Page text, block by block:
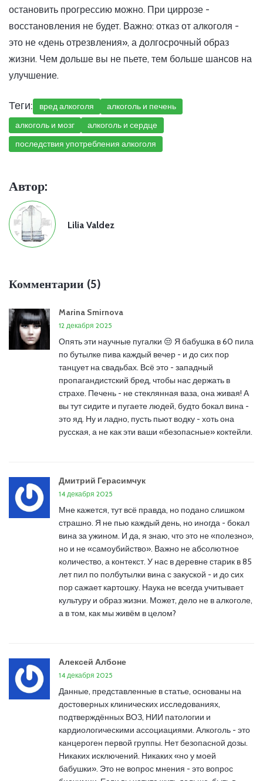
остановить прогрессию можно. При циррозе -
восстановления не будет. Важно: отказ от алкоголя -
это не «день отрезвления», а долгосрочный образ
жизни. Чем дольше вы не пьете, тем больше шансов на
улучшение.
Теги: вред алкоголя
алкоголь и печень
алкоголь и мозг
алкоголь и сердце
последствия употребления алкоголя
Автор:
Lilia Valdez
Комментарии (5)
Marina Smirnova
12 декабря 2025
Опять эти научные пугалки 😒 Я бабушка в 60 пила
по бутылке пива каждый вечер - и до сих пор
танцует на свадьбах. Всё это - западный
пропагандистский бред, чтобы нас держать в
страхе. Печень - не стеклянная ваза, она живая! А
вы тут сидите и пугаете людей, будто бокал вина -
это яд. Ну и ладно, пусть пьют водку - хоть она
русская, а не как эти ваши «безопасные» коктейли.
Дмитрий Герасимчук
14 декабря 2025
Мне кажется, тут всё правда, но подано слишком
страшно. Я не пью каждый день, но иногда - бокал
вина за ужином. И да, я знаю, что это не «полезно»,
но и не «самоубийство». Важно не абсолютное
количество, а контекст. У нас в деревне старик в 85
лет пил по полбутылки вина с закуской - и до сих
пор сажает картошку. Наука не всегда учитывает
культуру и образ жизни. Может, дело не в алкоголе,
а в том, как мы живём в целом?
Алексей Албоне
14 декабря 2025
Данные, представленные в статье, основаны на
достоверных клинических исследованиях,
подтверждённых ВОЗ, НИИ патологии и
кардиологическими ассоциациями. Алкоголь - это
канцероген первой группы. Нет безопасной дозы.
Никаких исключений. Никаких «но у моей
бабушки». Это не вопрос мнения - это вопрос